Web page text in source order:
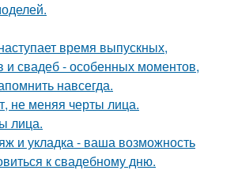
время выпускных,
и свадеб - особенных моментов,
навсегда.
не меняя черты лица.
лица.
и укладка - ваша возможность
к свадебному дню.